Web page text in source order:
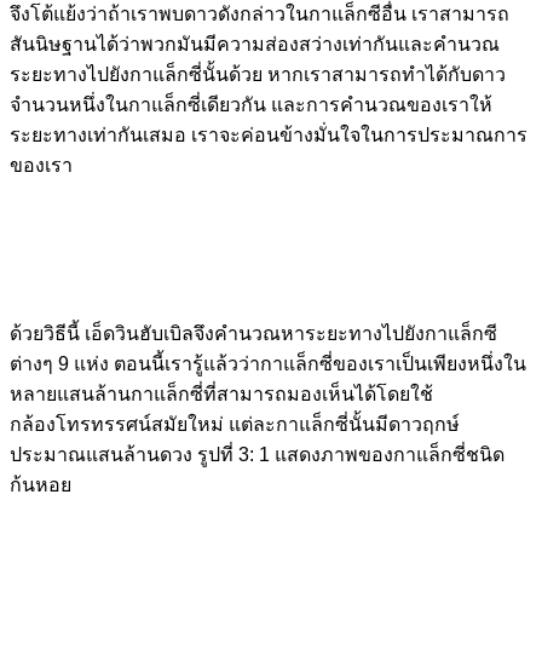
จึงโต้แย้งว่าถ้าเราพบดาวดังกล่าวในกาแล็กซีอื่น เราสามารถ
สันนิษฐานได้ว่าพวกมันมีความส่องสว่างเท่ากันและคำนวณ
ระยะทางไปยังกาแล็กซี่นั้นด้วย หากเราสามารถทำได้กับดาว
จำนวนหนึ่งในกาแล็กซี่เดียวกัน และการคำนวณของเราให้
ระยะทางเท่ากันเสมอ เราจะค่อนข้างมั่นใจในการประมาณการ
ของเรา
ด้วยวิธีนี้ เอ็ดวินฮับเบิลจึงคำนวณหาระยะทางไปยังกาแล็กซี
ต่างๆ 9 แห่ง ตอนนี้เรารู้แล้วว่ากาแล็กซี่ของเราเป็นเพียงหนึ่งใน
หลายแสนล้านกาแล็กซี่ที่สามารถมองเห็นได้โดยใช้
กล้องโทรทรรศน์สมัยใหม่ แต่ละกาแล็กซี่นั้นมีดาวฤกษ์
ประมาณแสนล้านดวง รูปที่ 3: 1 แสดงภาพของกาแล็กซี่ชนิด
ก้นหอย